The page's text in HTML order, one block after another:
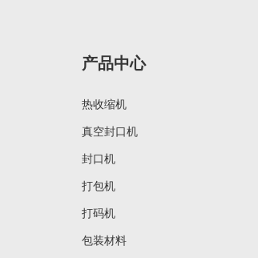
产品中心
热收缩机
真空封口机
封口机
打包机
打码机
包装材料